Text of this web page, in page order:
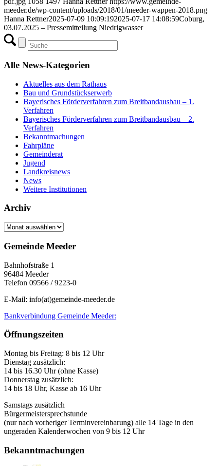
meeder.de/wp-content/uploads/2018/01/meeder-wappen-2018.png
Hanna Rettner2025-07-09 10:09:192025-07-17 14:08:59Coburg,
03.07.2025 – Pressemitteilung Niedrigwasser
Alle News-Kategorien
Aktuelles aus dem Rathaus
Bau und Grundstückserwerb
Bayerisches Förderverfahren zum Breitbandausbau – 1.
Verfahren
Bayerisches Förderverfahren zum Breitbandausbau – 2.
Verfahren
Bekanntmachungen
Fahrpläne
Gemeinderat
Jugend
Landkreisnews
News
Weitere Institutionen
Archiv
Archiv
Gemeinde Meeder
Bahnhofstraße 1
96484 Meeder
Telefon 09566 / 9223-0
E-Mail: info(at)gemeinde-meeder.de
Bankverbindung Gemeinde Meeder:
Öffnungszeiten
Montag bis Freitag: 8 bis 12 Uhr
Dienstag zusätzlich:
14 bis 16.30 Uhr (ohne Kasse)
Donnerstag zusätzlich:
14 bis 18 Uhr, Kasse ab 16 Uhr
Samstags zusätzlich
Bürgermeistersprechstunde
(nur nach vorheriger Terminvereinbarung) alle 14 Tage in den
ungeraden Kalenderwochen von 9 bis 12 Uhr
Bekanntmachungen